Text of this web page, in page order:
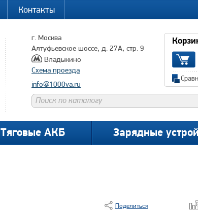
Контакты
г. Москва
Алтуфьевское шоссе, д. 27А, стр. 9
Владыкино
Схема проезда
info@1000va.ru
Тяговые АКБ Зарядные
Поделиться